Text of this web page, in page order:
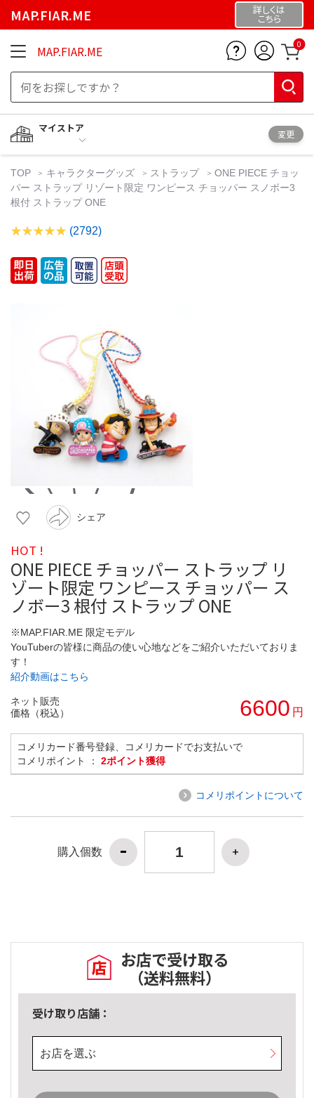
MAP.FIAR.ME 詳しくは
こちら
MAP.FIAR.ME 0
マイストア
変更
TOP キャラクターグッズ ストラップ
ONE PIECE チョッ
パー ストラップ リゾート限定 ワンピース チョッパー スノボー3
根付 ストラップ ONE
(2792)
シェア
HOT !
ONE PIECE チョッパー ストラップ リ
ゾート限定 ワンピース チョッパー ス
ノボー3 根付 ストラップ ONE
※MAP.FIAR.ME 限定モデル
YouTuberの皆様に商品の使い心地などをご紹介いただいておりま
す！
紹介動画はこちら
ネット販売
価格（税込）
6600 円
コメリカード番号登録、コメリカードでお支払いで
コメリポイント ： 2ポイント獲得
コメリポイントについて
購入個数
お店で受け取る
（送料無料）
受け取り店舗：
お店を選ぶ